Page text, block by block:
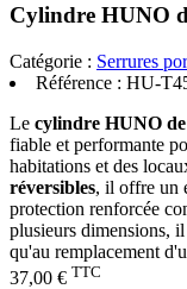
Cylindre HUNO
Catégorie : Serrures
Référence : HU-
Le cylindre HUNO
fiable et performante
habitations et des
réversibles, il offre un
protection renforcée
plusieurs dimensions,
qu'au remplacement
37,00 € TTC